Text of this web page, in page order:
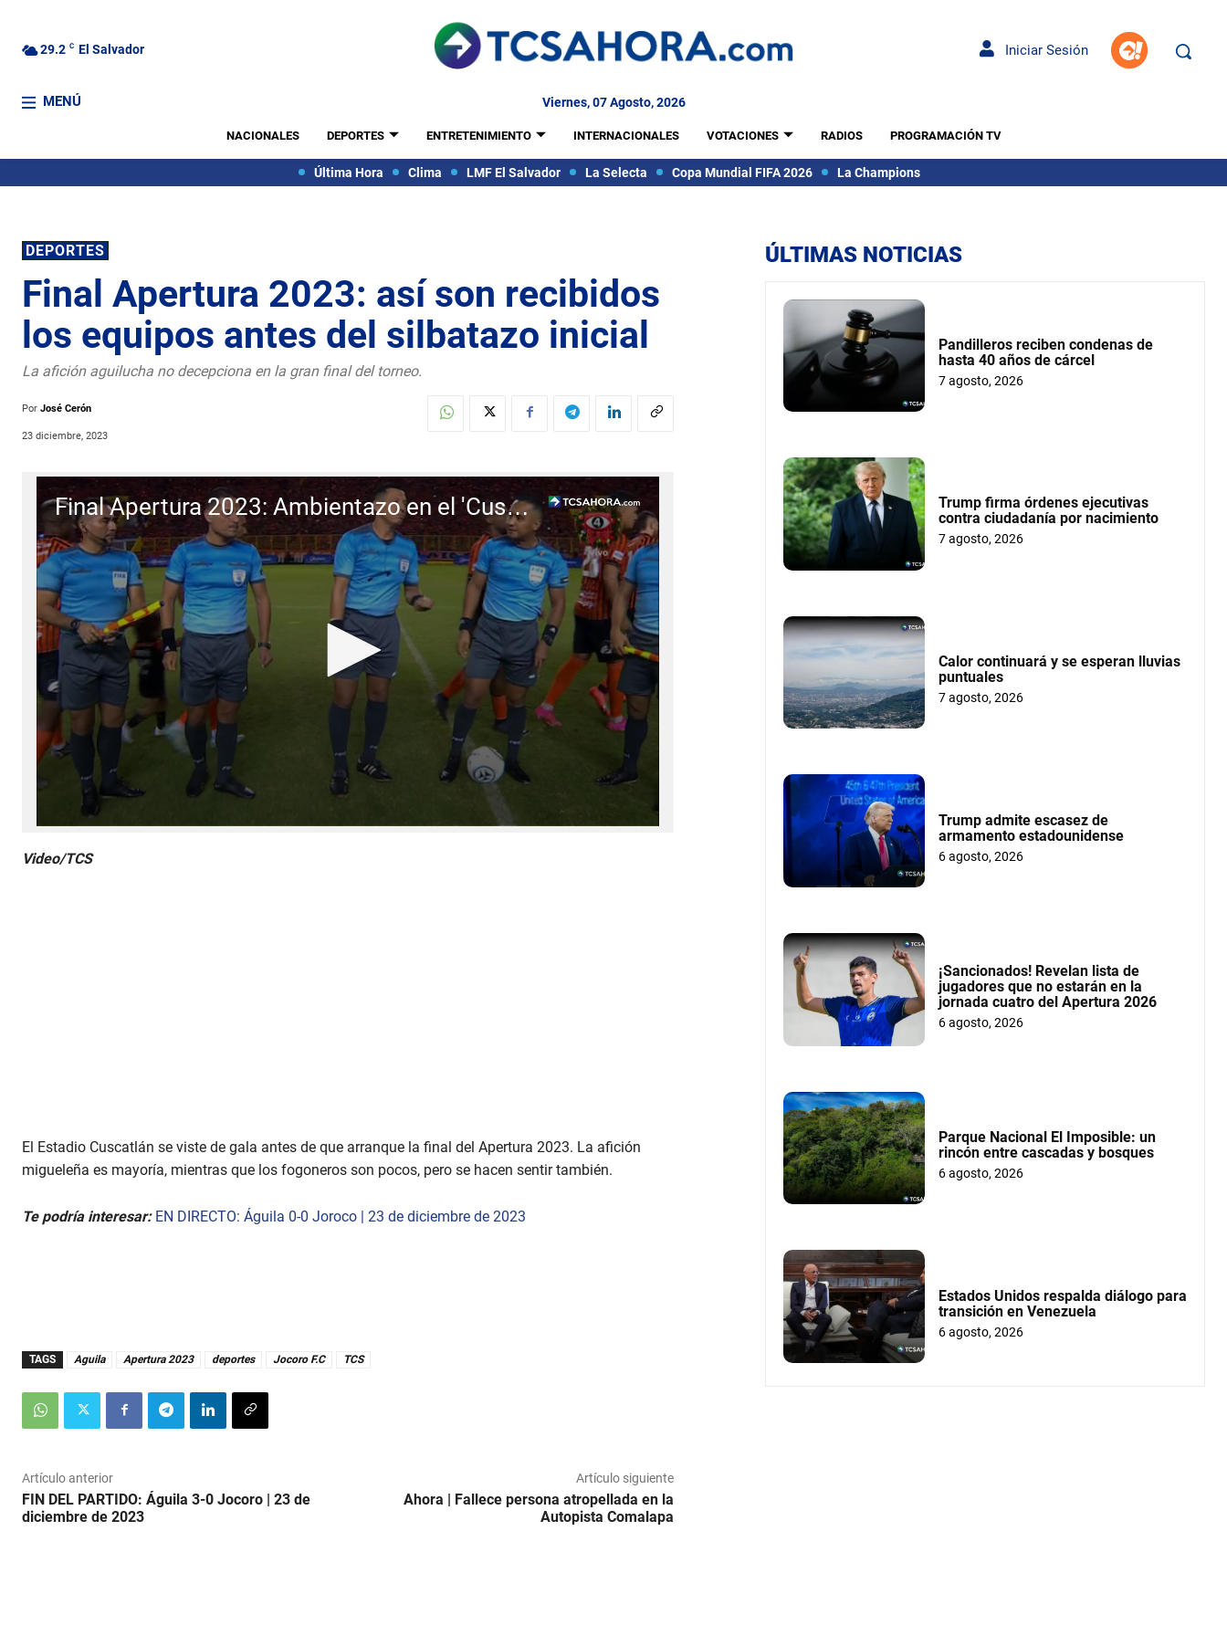
29.2 C El Salvador Iniciar Sesión
MENÚ Viernes, 07 Agosto, 2026
NACIONALES DEPORTES ENTRETENIMIENTO INTERNACIONALES VOTACIONES RADIOS PROGRAMACIÓN TV
Última Hora Clima LMF El Salvador La Selecta Copa Mundial FIFA 2026 La Champions
DEPORTES
Final Apertura 2023: así son recibidos
los equipos antes del silbatazo inicial
La afición aguilucha no decepciona en la gran final del torneo.
Por José Cerón
23 diciembre, 2023
Final Apertura 2023: Ambientazo en el 'Cusca' antes del silbatazo inicial
e
e
c
o
n
s
V
Video/TCS
El Estadio Cuscatlán se viste de gala antes de que arranque la final del Apertura 2023. La afición
migueleña es mayoría, mientras que los fogoneros son pocos, pero se hacen sentir también.
Te podría interesar: EN DIRECTO: Águila 0-0 Joroco | 23 de diciembre de 2023
TAGS Aguila Apertura 2023 deportes Jocoro F.C TCS
Artículo anterior
FIN DEL PARTIDO: Águila 3-0 Jocoro | 23 de
diciembre de 2023
Artículo siguiente
Ahora | Fallece persona atropellada en la
Autopista Comalapa
ÚLTIMAS NOTICIAS
Pandilleros reciben condenas de
hasta 40 años de cárcel
7 agosto, 2026
Trump firma órdenes ejecutivas
contra ciudadanía por nacimiento
7 agosto, 2026
Calor continuará y se esperan lluvias
puntuales
7 agosto, 2026
Trump admite escasez de
armamento estadounidense
6 agosto, 2026
¡Sancionados! Revelan lista de
jugadores que no estarán en la
jornada cuatro del Apertura 2026
6 agosto, 2026
Parque Nacional El Imposible: un
rincón entre cascadas y bosques
6 agosto, 2026
Estados Unidos respalda diálogo para
transición en Venezuela
6 agosto, 2026